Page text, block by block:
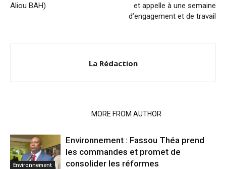
Aliou BAH)
et appelle à une semaine
d’engagement et de travail
La Rédaction
MORE FROM AUTHOR
Environnement
Environnement : Fassou Théa prend
les commandes et promet de
consolider les réformes